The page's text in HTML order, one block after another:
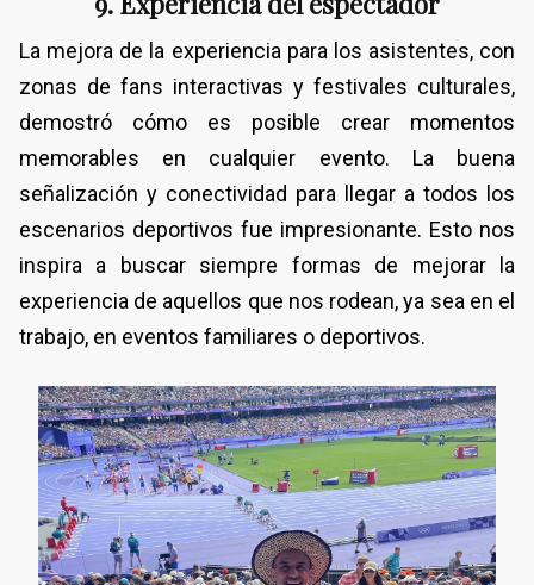
La mejora de la experiencia para los asistentes, con
zonas de fans interactivas y festivales culturales,
demostró cómo es posible crear momentos
memorables en cualquier evento. La buena
señalización y conectividad para llegar a todos los
escenarios deportivos fue impresionante. Esto nos
inspira a buscar siempre formas de mejorar la
experiencia de aquellos que nos rodean, ya sea en el
trabajo, en eventos familiares o deportivos.